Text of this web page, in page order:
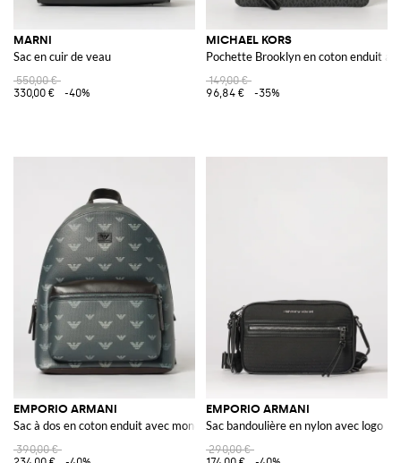
MARNI
Sac en cuir de veau
550,00 €
330,00 €
-40%
MICHAEL KORS
Pochette Brooklyn en coton enduit
149,00 €
96,84 €
-35%
EMPORIO ARMANI
Sac à dos en coton enduit avec monogramme imprimé
390,00 €
EMPORIO ARMANI
Sac bandoulière en nylon avec logo
290,00 €